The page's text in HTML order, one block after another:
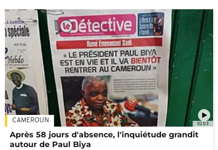
02:03
CAMEROUN
Après 58 jours d'absence, l'inquiétude grandit
autour de Paul Biya